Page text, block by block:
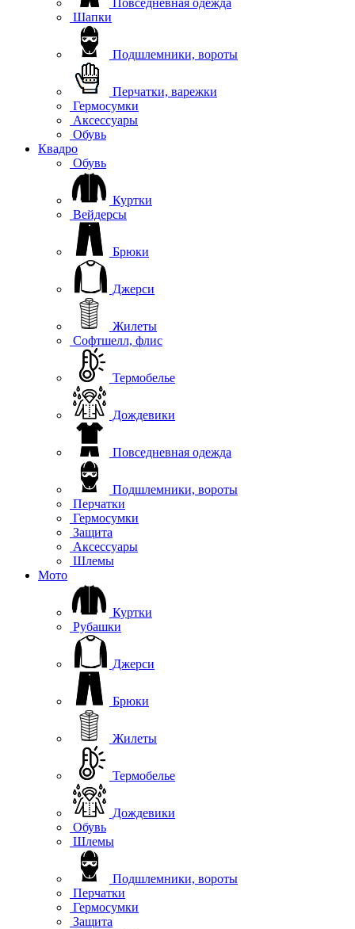
Шапки
Подшлемники, вороты
Перчатки, варежки
Гермосумки
Аксессуары
Обувь
Квадро
Обувь
Куртки
Вейдерсы
Брюки
Джерси
Жилеты
Софтшелл, флис
Термобелье
Дождевики
Повседневная одежда
Подшлемники, вороты
Перчатки
Гермосумки
Защита
Аксессуары
Шлемы
Мото
Куртки
Рубашки
Джерси
Брюки
Жилеты
Термобелье
Дождевики
Обувь
Шлемы
Подшлемники, вороты
Перчатки
Гермосумки
Защита